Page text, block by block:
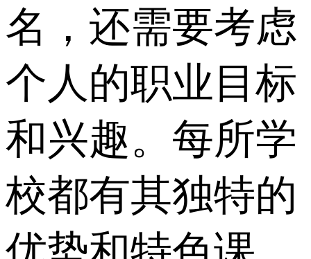
名，还需要考虑
个人的职业目标
和兴趣。每所学
校都有其独特的